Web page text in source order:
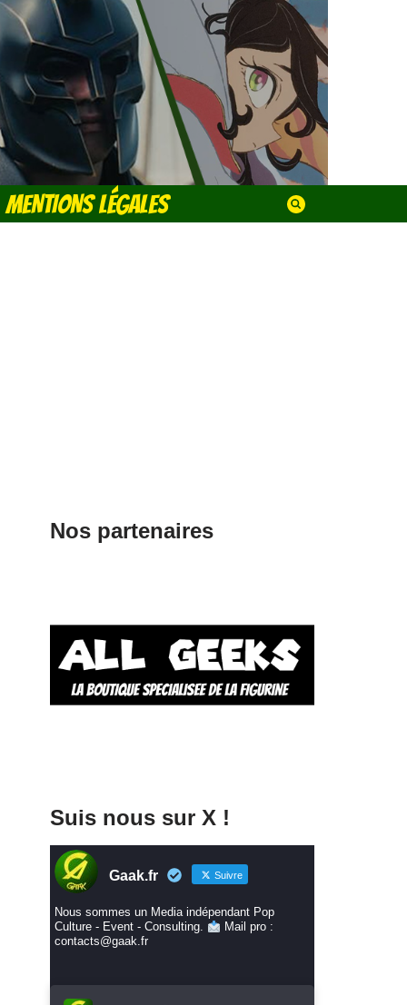
MENTIONS LÉGALES
Nos partenaires
Suis nous sur X !
Gaak.fr Suivre
Nous sommes un Media indépendant Pop
Culture - Event - Consulting.
Mail pro :
contacts@gaak.fr